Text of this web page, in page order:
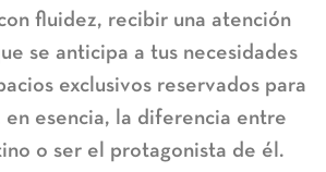
fluidez, recibir una atención
se anticipa a tus necesidades
exclusivos reservados para
en esencia, la diferencia entre
o ser el protagonista de él.